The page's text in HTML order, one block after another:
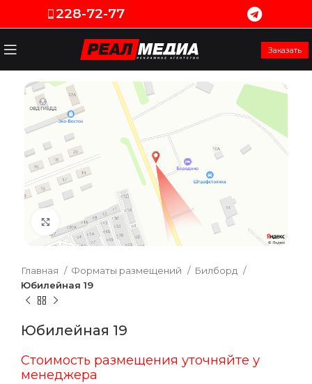
228-72-77
Заказать
Увеличить
Главная Форматы размещений
Билборд
Юбилейная 19
Юбилейная 19
Стоимость размещения уточняйте у
менеджера